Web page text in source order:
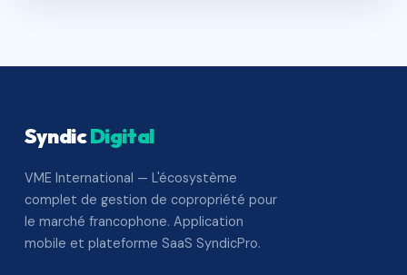
SyndicDigital
VME International — L'écosystème
complet de gestion de copropriété pour
le marché francophone. Application
mobile et plateforme SaaS SyndicPro.